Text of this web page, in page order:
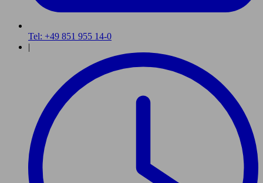
Tel: +49 851 955 14-0
|